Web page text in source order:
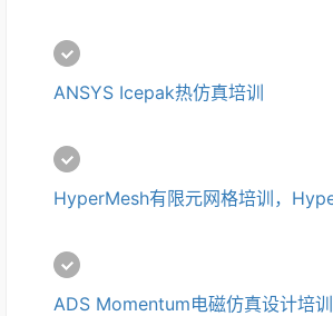
ANSYS Icepak热仿真培训
ADS Momentum电磁仿真设计培训